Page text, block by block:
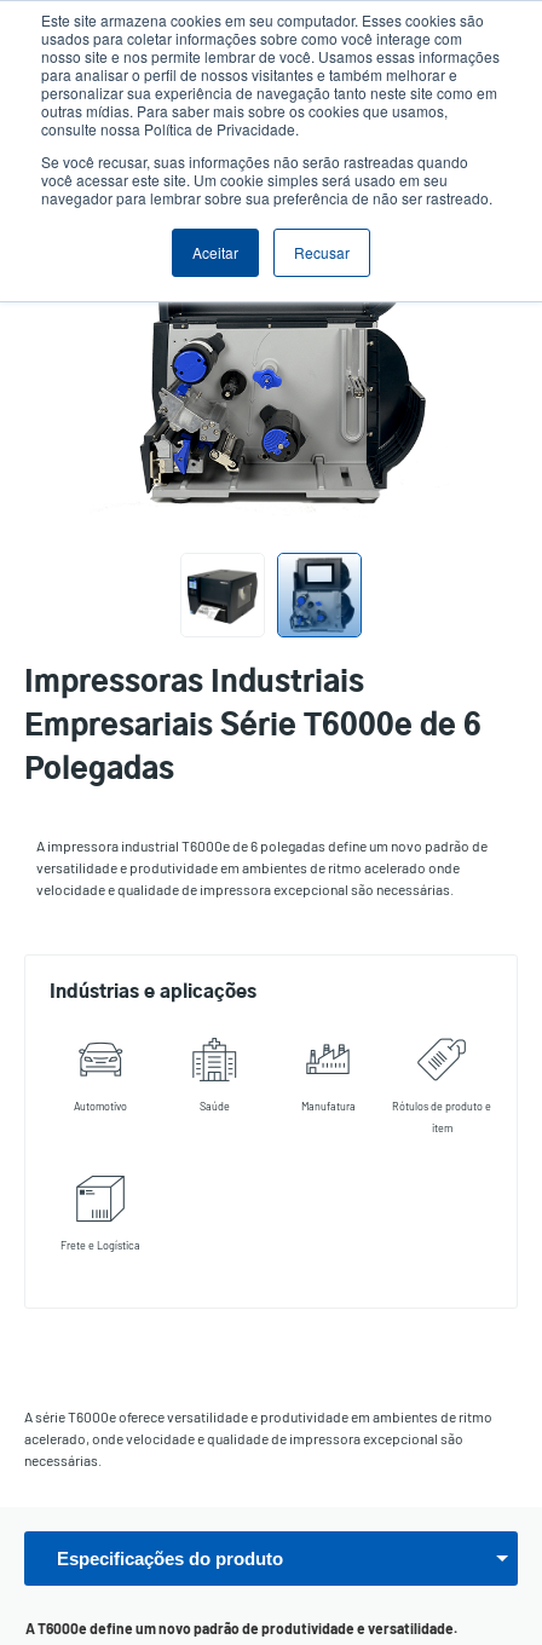
Este site armazena cookies em seu computador. Esses cookies são
usados para coletar informações sobre como você interage com
nosso site e nos permite lembrar de você. Usamos essas informações
para analisar o perfil de nossos visitantes e também melhorar e
personalizar sua experiência de navegação tanto neste site como em
outras mídias. Para saber mais sobre os cookies que usamos,
consulte nossa Política de Privacidade.
Se você recusar, suas informações não serão rastreadas quando
você acessar este site. Um cookie simples será usado em seu
navegador para lembrar sobre sua preferência de não ser rastreado.
Aceitar Recusar
conteúdo
principal
User
account
User
Header
Seletor de Produto Contactar Vendas
Impressoras Industriais
Empresariais Série T6000e de 6
Polegadas
A impressora industrial T6000e de 6 polegadas define um novo padrão de
versatilidade e produtividade em ambientes de ritmo acelerado onde
velocidade e qualidade de impressora excepcional são necessárias.
Indústrias e aplicações
Automotivo Saúde Manufatura
Rótulos de produto e
item
Frete e Logística
A série T6000e oferece versatilidade e produtividade em ambientes de ritmo
acelerado, onde velocidade e qualidade de impressora excepcional são
necessárias.
Especificações do produto
A T6000e define um novo padrão de produtividade e versatilidade.